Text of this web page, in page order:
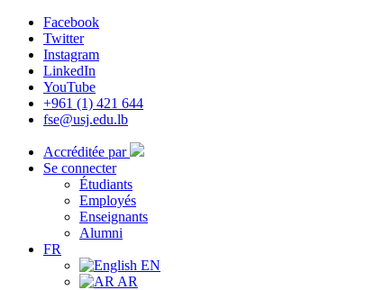
Facebook
Twitter
Instagram
LinkedIn
YouTube
+961 (1) 421 644
fse@usj.edu.lb
Accréditée par
Se connecter
Étudiants
Employés
Enseignants
Alumni
FR
EN
AR